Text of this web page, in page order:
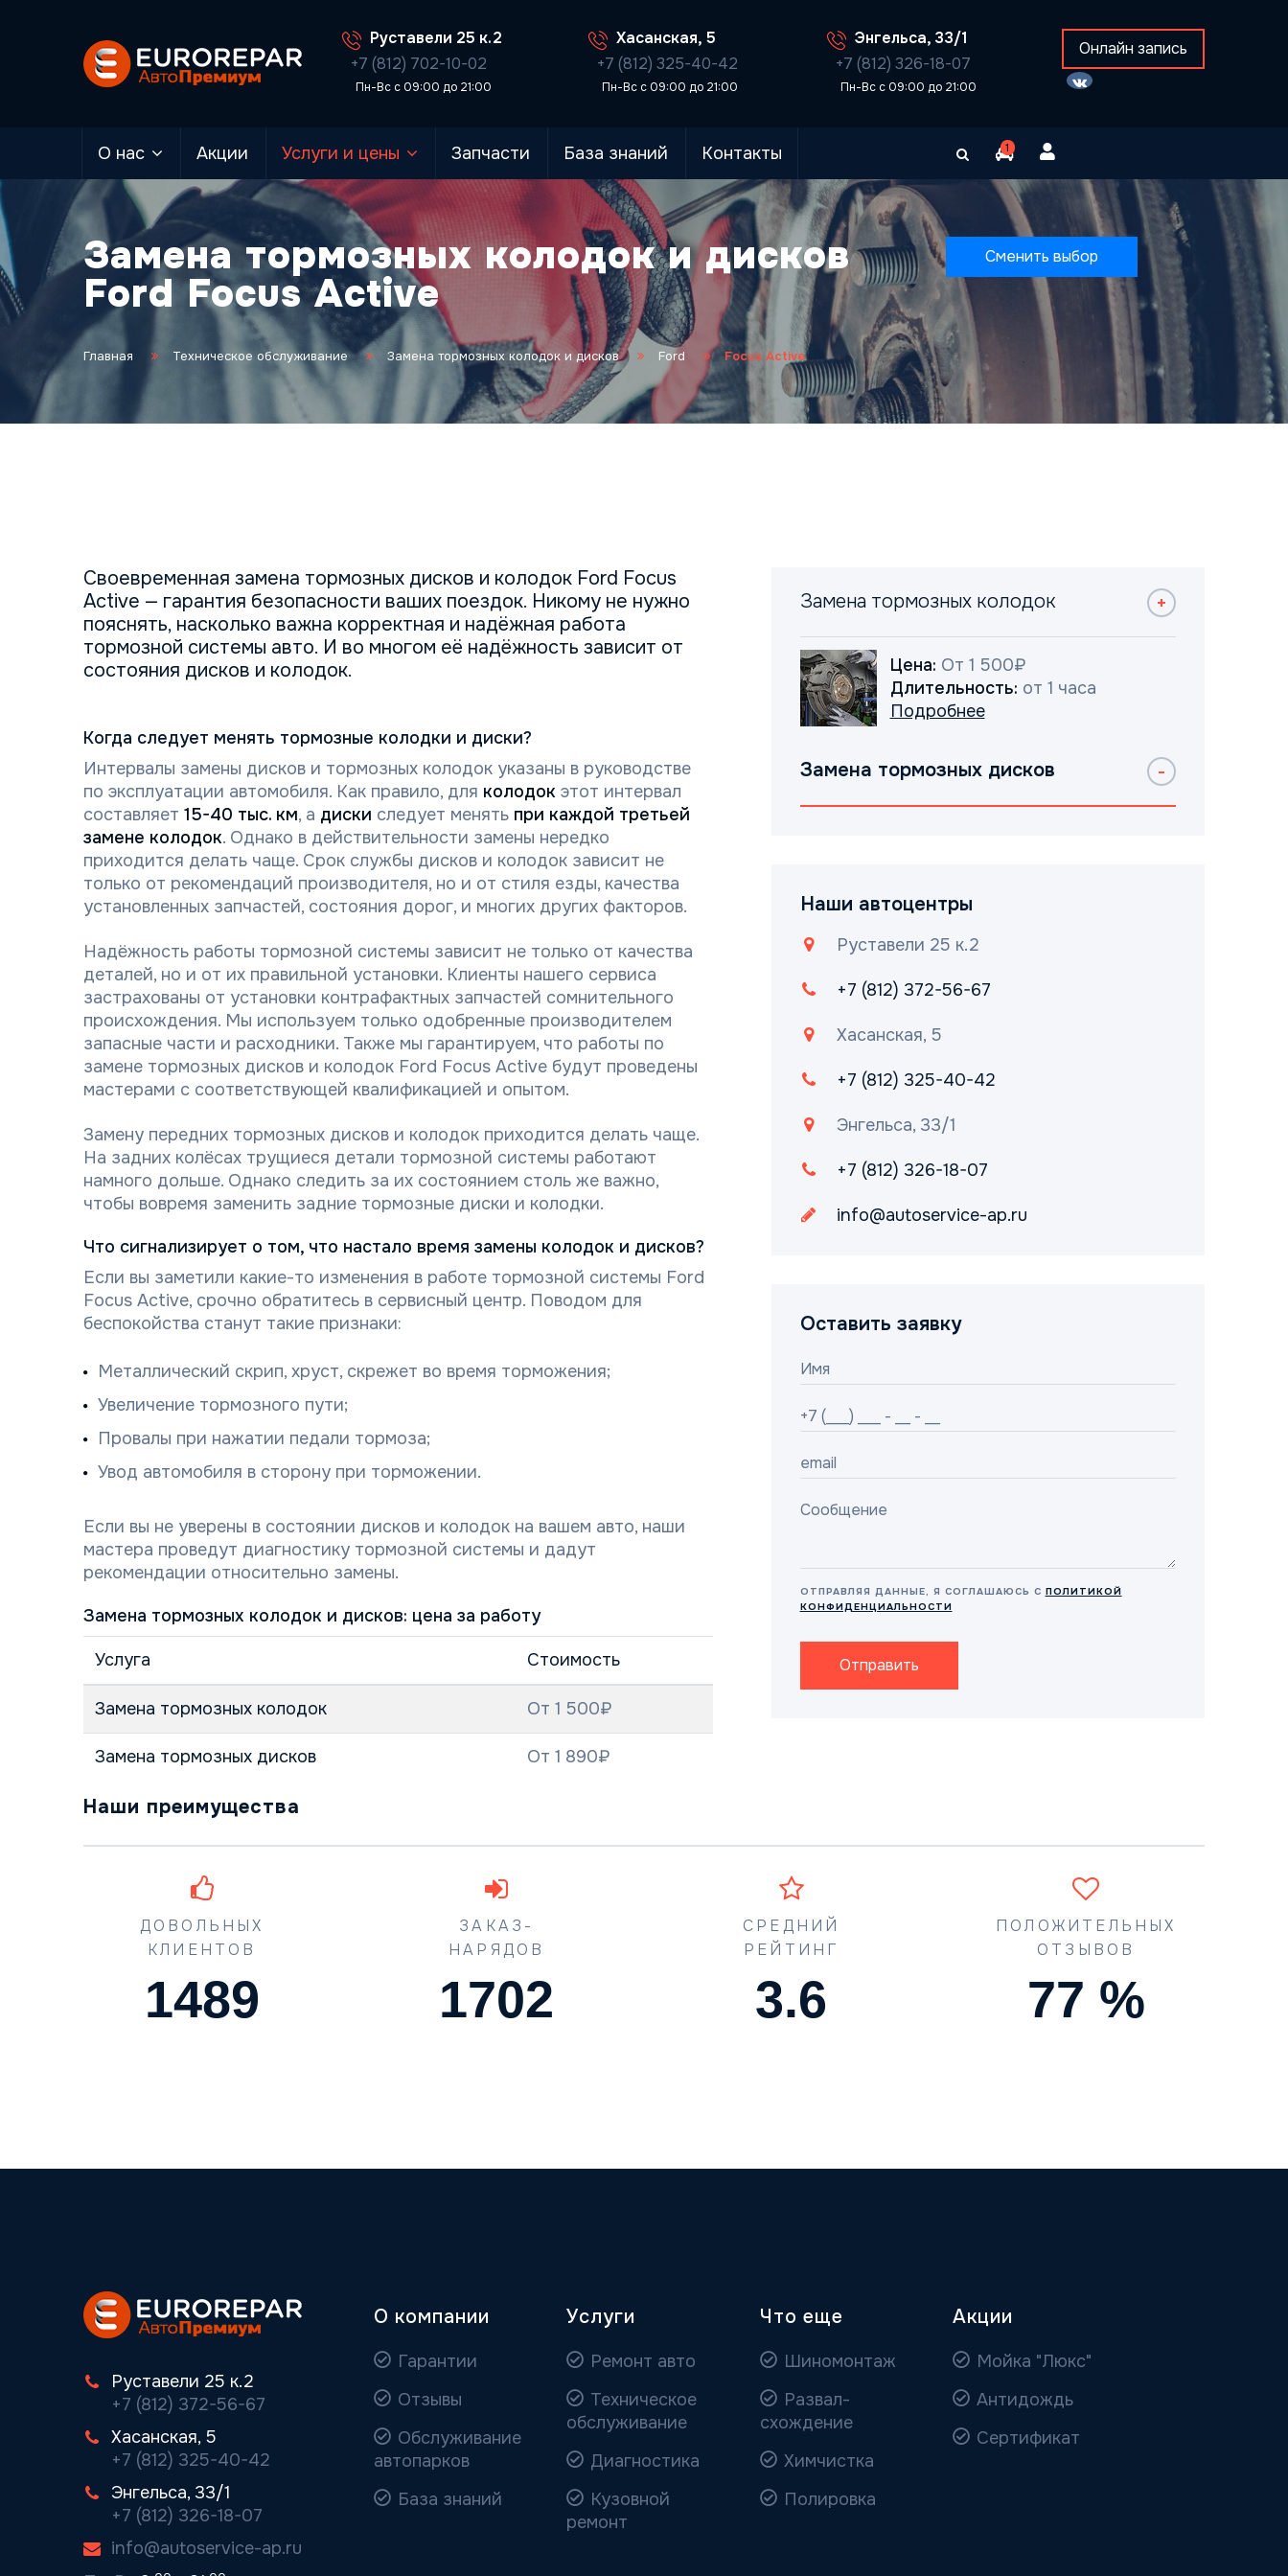
Руставели 25 к.2
+7 (812) 702-10-02
Пн-Вс с 09:00 до 21:00
Хасанская, 5
+7 (812) 325-40-42
Пн-Вс с 09:00 до 21:00
Энгельса, 33/1
+7 (812) 326-18-07
Пн-Вс с 09:00 до 21:00
Онлайн запись
О нас Акции Услуги и цены Запчасти База знаний Контакты 1
Замена тормозных колодок и дисков
Ford Focus Active
Сменить выбор
Главная Техническое обслуживание Замена тормозных колодок и дисков Ford Focus Active
Своевременная замена тормозных дисков и колодок Ford Focus
Active — гарантия безопасности ваших поездок. Никому не нужно
пояснять, насколько важна корректная и надёжная работа
тормозной системы авто. И во многом её надёжность зависит от
состояния дисков и колодок.
Когда следует менять тормозные колодки и диски?
Интервалы замены дисков и тормозных колодок указаны в руководстве
по эксплуатации автомобиля. Как правило, для колодок этот интервал
составляет 15-40 тыс. км, а диски следует менять при каждой третьей
замене колодок. Однако в действительности замены нередко
приходится делать чаще. Срок службы дисков и колодок зависит не
только от рекомендаций производителя, но и от стиля езды, качества
установленных запчастей, состояния дорог, и многих других факторов.
Надёжность работы тормозной системы зависит не только от качества
деталей, но и от их правильной установки. Клиенты нашего сервиса
застрахованы от установки контрафактных запчастей сомнительного
происхождения. Мы используем только одобренные производителем
запасные части и расходники. Также мы гарантируем, что работы по
замене тормозных дисков и колодок Ford Focus Active будут проведены
мастерами с соответствующей квалификацией и опытом.
Замену передних тормозных дисков и колодок приходится делать чаще.
На задних колёсах трущиеся детали тормозной системы работают
намного дольше. Однако следить за их состоянием столь же важно,
чтобы вовремя заменить задние тормозные диски и колодки.
Что сигнализирует о том, что настало время замены колодок и дисков?
Если вы заметили какие-то изменения в работе тормозной системы Ford
Focus Active, срочно обратитесь в сервисный центр. Поводом для
беспокойства станут такие признаки:
Металлический скрип, хруст, скрежет во время торможения;
Увеличение тормозного пути;
Провалы при нажатии педали тормоза;
Увод автомобиля в сторону при торможении.
Если вы не уверены в состоянии дисков и колодок на вашем авто, наши
мастера проведут диагностику тормозной системы и дадут
рекомендации относительно замены.
Замена тормозных колодок и дисков: цена за работу
Услуга Стоимость
Замена тормозных колодок От 1 500₽
Замена тормозных дисков От 1 890₽
Замена тормозных колодок
Цена: От 1 500₽
Длительность: от 1 часа
Подробнее
Замена тормозных дисков
Наши автоцентры
Руставели 25 к.2
+7 (812) 372-56-67
Хасанская, 5
+7 (812) 325-40-42
Энгельса, 33/1
+7 (812) 326-18-07
info@autoservice-ap.ru
Оставить заявку
ОТПРАВЛЯЯ ДАННЫЕ, Я СОГЛАШАЮСЬ С ПОЛИТИКОЙ
КОНФИДЕНЦИАЛЬНОСТИ
Отправить
Наши преимущества
ДОВОЛЬНЫХ
КЛИЕНТОВ
1489
ЗАКАЗ-
НАРЯДОВ
1773
СРЕДНИЙ
РЕЙТИНГ
4.5
ПОЛОЖИТЕЛЬНЫХ
ОТЗЫВОВ
90 %
Руставели 25 к.2
+7 (812) 372-56-67
Хасанская, 5
+7 (812) 325-40-42
Энгельса, 33/1
+7 (812) 326-18-07
info@autoservice-ap.ru
О компании
Гарантии
Отзывы
Обслуживание
автопарков
База знаний
Услуги
Ремонт авто
Техническое
обслуживание
Диагностика
Кузовной
ремонт
Что еще
Шиномонтаж
Развал-
схождение
Химчистка
Полировка
Акции
Мойка "Люкс"
Антидождь
Сертификат